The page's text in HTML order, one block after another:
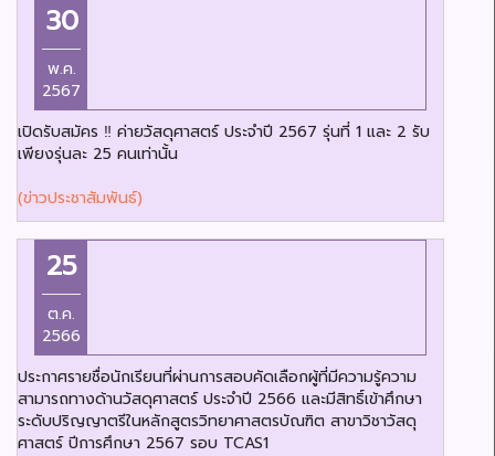
30
พ.ค.
2567
เปิดรับสมัคร ‼️ ค่ายวัสดุศาสตร์ ประจำปี 2567 รุ่นที่ 1 และ 2 รับ
เพียงรุ่นละ 25 คนเท่านั้น
(ข่าวประชาสัมพันธ์)
25
ต.ค.
2566
ประกาศรายชื่อนักเรียนที่ผ่านการสอบคัดเลือกผู้ที่มีความรู้ความ
สามารถทางด้านวัสดุศาสตร์ ประจำปี 2566 และมีสิทธิ์เข้าศึกษา
ระดับปริญญาตรีในหลักสูตรวิทยาศาสตรบัณฑิต สาขาวิชาวัสดุ
ศาสตร์ ปีการศึกษา 2567 รอบ TCAS1